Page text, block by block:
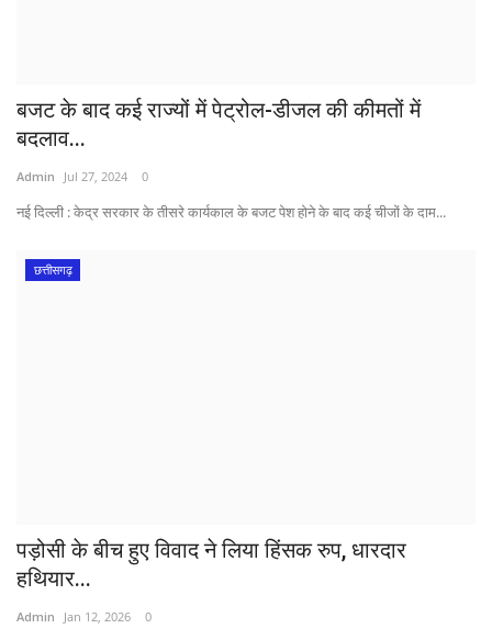
बजट के बाद कई राज्यों में पेट्रोल-डीजल की कीमतों में
बदलाव...
Admin Jul 27, 2024 0
नई दिल्ली : केद्र सरकार के ​तीसरे कार्यकाल के बजट पेश होने के बाद कई चीजों के दाम...
छत्तीसगढ़
पड़ोसी के बीच हुए विवाद ने लिया हिंसक रुप, धारदार
हथियार...
Admin Jan 12, 2026 0